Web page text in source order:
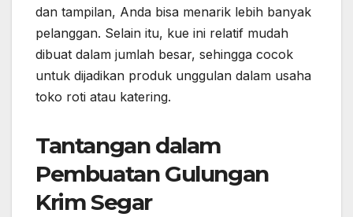
dan tampilan, Anda bisa menarik lebih banyak
pelanggan. Selain itu, kue ini relatif mudah
dibuat dalam jumlah besar, sehingga cocok
untuk dijadikan produk unggulan dalam usaha
toko roti atau katering.
Tantangan dalam
Pembuatan Gulungan
Krim Segar